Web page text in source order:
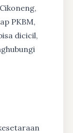
PKBM,
dicicil,